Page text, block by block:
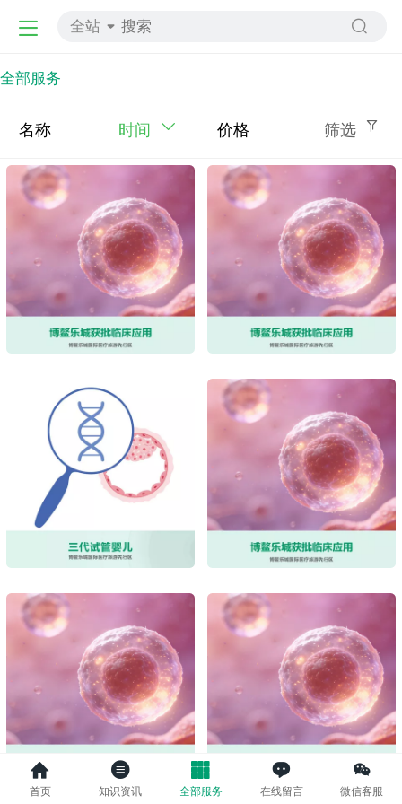
全站
全部服务
名称 时间 价格 筛选
首页 知识资讯 全部服务 在线留言 微信客服